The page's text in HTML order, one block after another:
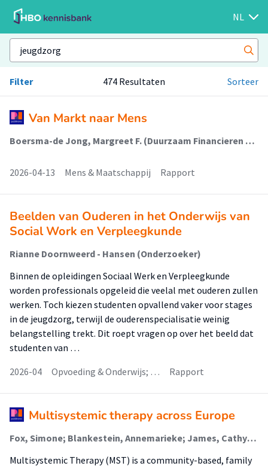
NL
Filter 474 Resultaten Sorteer
Van Markt naar Mens
Boersma-de Jong, Margreet F. (Duurzaam Financieren En Ondernemen)
2026-04-13 Mens & Maatschappij Rapport
Beelden van Ouderen in het Onderwijs van
Social Work en Verpleegkunde
Rianne Doornweerd - Hansen (Onderzoeker)
Binnen de opleidingen Sociaal Werk en Verpleegkunde
worden professionals opgeleid die veelal met ouderen zullen
werken. Toch kiezen studenten opvallend vaker voor stages
in de jeugdzorg, terwijl de ouderenspecialisatie weinig
belangstelling trekt. Dit roept vragen op over het beeld dat
studenten van …
2026-04
Opvoeding & Onderwijs; … Rapport
Multisystemic therapy across Europe
Fox, Simone; Blankestein, Annemarieke; James, Cathy; Jefford, Tom; Kuijpers, Femke; Lange, Aurelie (Lectoraat Jeugdzorg); Ogden, Terje; Taraldsen, Knut; Ulfsdotter Ljunggren, Emma
Multisystemic Therapy (MST) is a community-based, family